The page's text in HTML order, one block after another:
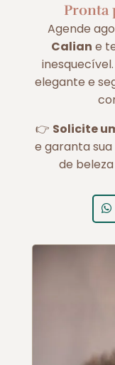
Pronta
Agende
Calian e
elegante e
👉 Solicite
e garanta
de